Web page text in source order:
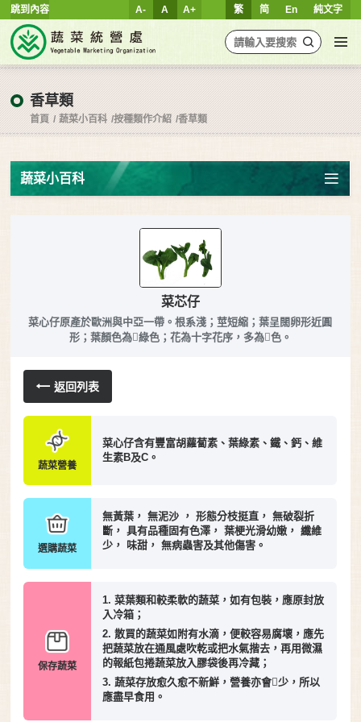
跳到內容 繁 简 En 純文字
A- A A+
香草類
首頁 蔬菜小百科 按種類作介紹 香草類
蔬菜小百科
菜芯仔
菜心仔原產於歐洲與中亞一帶。根系淺；莖短縮；葉呈闊卵形近圓
形；葉顏色為綠色；花為十字花序，多為色。
返回列表
蔬菜營養
菜心仔含有豐富胡蘿蔔素、葉綠素、鐵、鈣、維
生素B及C。
選購蔬菜
無黃葉， 無泥沙 ， 形態分枝挺直， 無破裂折
斷， 具有品種固有色澤， 葉梗光滑幼嫩， 纖維
少， 味甜， 無病蟲害及其他傷害。
保存蔬菜
1. 菜葉類和較柔軟的蔬菜，如有包裝，應原封放
入冷箱；
2. 散買的蔬菜如附有水滴，便較容易腐壞，應先
把蔬菜放在通風處吹乾或把水氣揩去，再用微濕
的報紙包捲蔬菜放入膠袋後再冷藏；
3. 蔬菜存放愈久愈不新鮮，營養亦會少，所以
應盡早食用。